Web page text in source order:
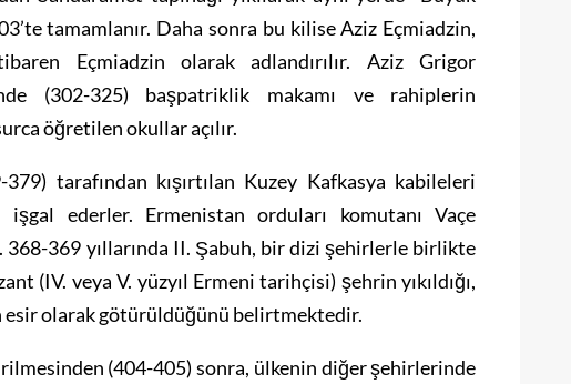
tamamlanır. Daha sonra bu kilise Aziz Eçmiadzin,
Eçmiadzin olarak adlandırılır. Aziz Grigor
(302-325) başpatriklik makamı ve rahiplerin
öğretilen okullar açılır.
tarafından kışırtılan Kuzey Kafkasya kabileleri
ederler. Ermenistan orduları komutanı Vaçe
368-369 yıllarında II. Şabuh, bir dizi şehirlerle birlikte
(IV. veya V. yüzyıl Ermeni tarihçisi) şehrin yıkıldığı,
olarak götürüldüğünü belirtmektedir.
(404-405) sonra, ülkenin diğer şehirlerinde